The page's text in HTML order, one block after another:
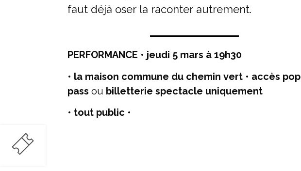
faut déjà oser la raconter autrement.
PERFORMANCE • jeudi 5 mars à 19h30
• la maison commune du chemin vert • accès pop
pass ou billetterie spectacle uniquement
• tout public •